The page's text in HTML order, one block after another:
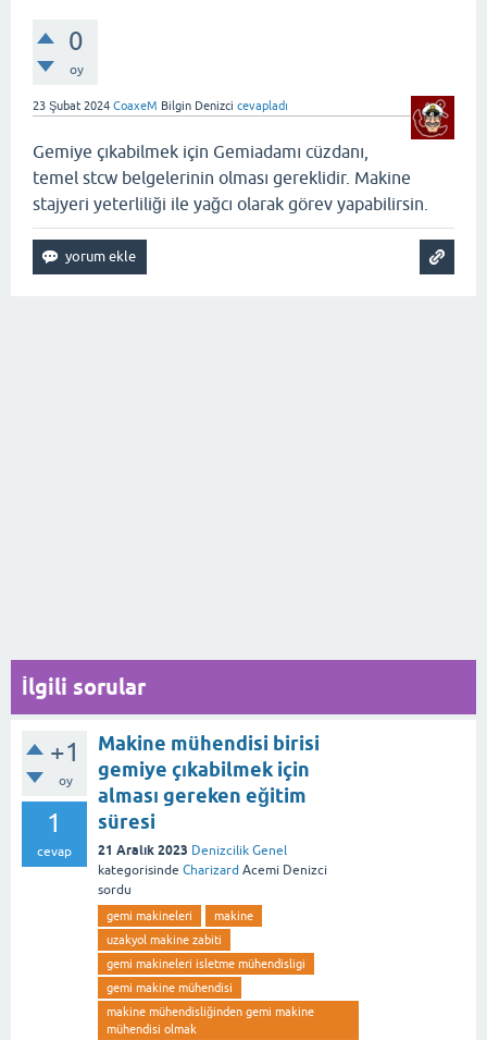
0
oy
23 Şubat 2024 CoaxeM Bilgin Denizci cevapladı
Gemiye çıkabilmek için Gemiadamı cüzdanı,
temel stcw belgelerinin olması gereklidir. Makine
stajyeri yeterliliği ile yağcı olarak görev yapabilirsin.
İlgili sorular
+1
oy
1
cevap
Makine mühendisi birisi
gemiye çıkabilmek için
alması gereken eğitim
süresi
21 Aralık 2023 Denizcilik Genel
kategorisinde Charizard Acemi Denizci
sordu
gemi makineleri
makine
uzakyol makine zabiti
gemi makineleri isletme mühendisligi
gemi makine mühendisi
makine mühendisliğinden gemi makine
mühendisi olmak